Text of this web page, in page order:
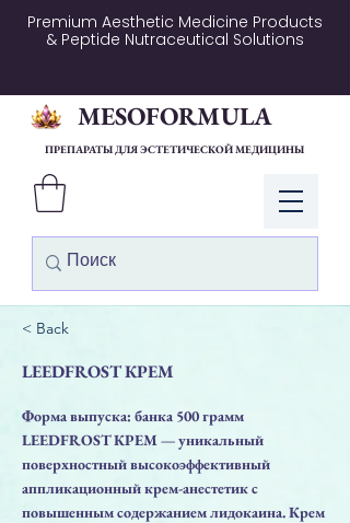
Premium Aesthetic Medicine Products
& Peptide Nutraceutical Solutions
Войти
MESOFORMULA
ПРЕПАРАТЫ ДЛЯ ЭСТЕТИЧЕСКОЙ МЕДИЦИНЫ
< Back
LEEDFROST КРЕМ
Форма выпуска: банка 500 грамм
LEEDFROST КРЕМ — уникальный
поверхностный высокоэффективный
аппликационный крем-анестетик с
повышенным содержанием лидокаина. Крем